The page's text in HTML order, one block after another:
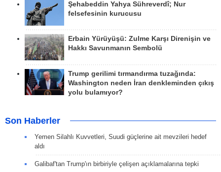
Şehabeddin Yahya Sühreverdî; Nur
felsefesinin kurucusu
Erbain Yürüyüşü: Zulme Karşı Direnişin ve
Hakkı Savunmanın Sembolü
Trump gerilimi tırmandırma tuzağında:
Washington neden İran denkleminden çıkış
yolu bulamıyor?
Son Haberler
Yemen Silahlı Kuvvetleri, Suudi güçlerine ait mevzileri hedef
aldı
Galibaf'tan Trump'ın birbiriyle çelişen açıklamalarına tepki